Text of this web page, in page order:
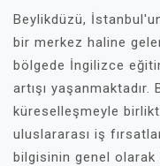
Beylikdüzü,
bir merkez haline
bölgede İngilizce
artışı yaşanmaktadır.
küreselleşmeyle
uluslararası iş
bilgisinin genel